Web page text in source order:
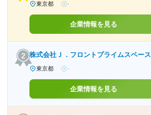
東京都 -
企業情報を見る
株式会社Ｊ．フロントプライムスペース
東京都 -
企業情報を見る